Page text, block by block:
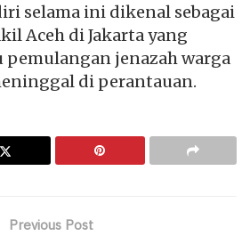
selama ini dikenal sebagai
Aceh di Jakarta yang
jenazah warga
di perantauan.
Previous Post